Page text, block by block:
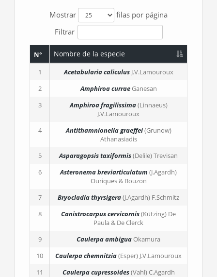
Mostrar
filas por página
Filtrar
N° Nombre de la especie
1 Acetabularia caliculus J.V.Lamouroux
2
Amphiroa curraeGanesan
3
Amphiroa fragilissima(Linnaeus)
J.V.Lamouroux
4
Antithamnionella graeffei(Grunow)
Athanasiadis
5
Asparagopsis taxiformis(Delile) Trevisan
6
Asteronema breviarticulatum (J.Agardh)
Ouriques & Bouzon
7
Bryocladia thyrsigera(J.Agardh) F.Schmitz
8
Canistrocarpus cervicornis(Kützing) De
Paula & De Clerck
9
Caulerpa ambiguaOkamura
10
Caulerpa chemnitzia(Esper) J.V.Lamouroux
11
Caulerpa cupressoides(Vahl) C.Agardh